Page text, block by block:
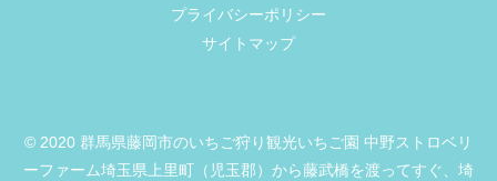
プライバシーポリシー
サイトマップ
© 2020 群馬県藤岡市のいちご狩り観光いちご園 中野ストロベリ
ーファーム埼玉県上里町（児玉郡）から藤武橋を渡ってすぐ、埼